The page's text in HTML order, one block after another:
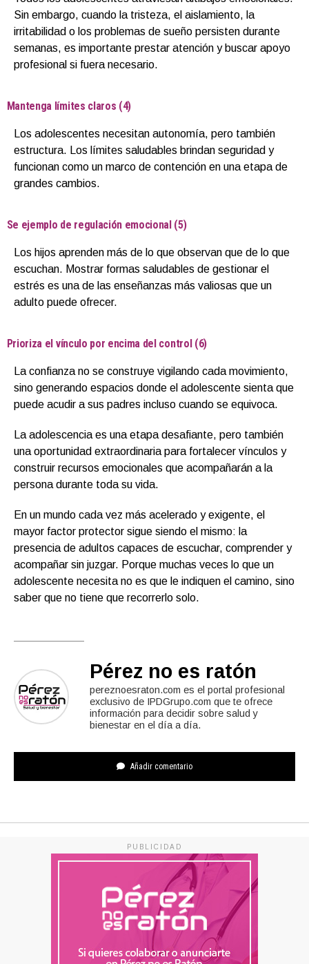
Sin embargo, cuando la tristeza, el aislamiento, la
irritabilidad o los problemas de sueño persisten durante
semanas, es importante prestar atención y buscar apoyo
profesional si fuera necesario.
⁠Mantenga límites claros (4)
Los adolescentes necesitan autonomía, pero también
estructura. Los límites saludables brindan seguridad y
funcionan como un marco de contención en una etapa de
grandes cambios.
⁠Se ejemplo de regulación emocional (5)
Los hijos aprenden más de lo que observan que de lo que
escuchan. Mostrar formas saludables de gestionar el
estrés es una de las enseñanzas más valiosas que un
adulto puede ofrecer.
⁠Prioriza el vínculo por encima del control (6)
La confianza no se construye vigilando cada movimiento,
sino generando espacios donde el adolescente sienta que
puede acudir a sus padres incluso cuando se equivoca.
La adolescencia es una etapa desafiante, pero también
una oportunidad extraordinaria para fortalecer vínculos y
construir recursos emocionales que acompañarán a la
persona durante toda su vida.
En un mundo cada vez más acelerado y exigente, el
mayor factor protector sigue siendo el mismo: la
presencia de adultos capaces de escuchar, comprender y
acompañar sin juzgar. Porque muchas veces lo que un
adolescente necesita no es que le indiquen el camino, sino
saber que no tiene que recorrerlo solo.
Pérez no es ratón
pereznoesraton.com es el portal profesional
exclusivo de IPDGrupo.com que te ofrece
información para decidir sobre salud y
bienestar en el día a día.
Añadir comentario
PUBLICIDAD